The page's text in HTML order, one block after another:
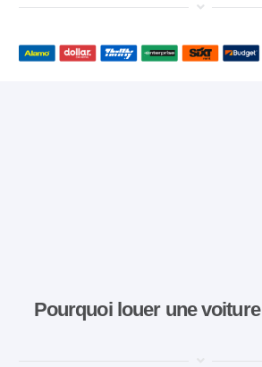
Pourquoi louer une